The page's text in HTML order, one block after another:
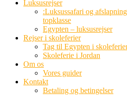
Luksusrejser
:Luksussafari og
topklasse
Egypten – luksusrejser
Rejser i skoleferier
Tag til Egypten i
Skoleferie i Jordan
Om os
Vores guider
Kontakt
Betaling og betingelser